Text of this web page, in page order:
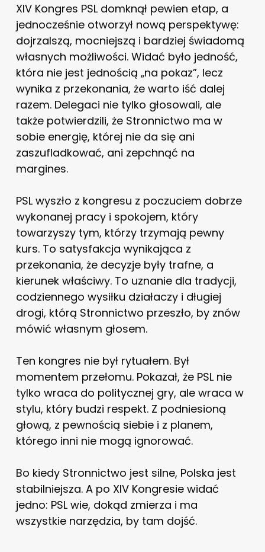
XIV Kongres PSL domknął pewien etap, a
jednocześnie otworzył nową perspektywę:
dojrzalszą, mocniejszą i bardziej świadomą
własnych możliwości. Widać było jedność,
która nie jest jednością „na pokaz”, lecz
wynika z przekonania, że warto iść dalej
razem. Delegaci nie tylko głosowali, ale
także potwierdzili, że Stronnictwo ma w
sobie energię, której nie da się ani
zaszufladkować, ani zepchnąć na
margines.
PSL wyszło z kongresu z poczuciem dobrze
wykonanej pracy i spokojem, który
towarzyszy tym, którzy trzymają pewny
kurs. To satysfakcja wynikająca z
przekonania, że decyzje były trafne, a
kierunek właściwy. To uznanie dla tradycji,
codziennego wysiłku działaczy i długiej
drogi, którą Stronnictwo przeszło, by znów
mówić własnym głosem.
Ten kongres nie był rytuałem. Był
momentem przełomu. Pokazał, że PSL nie
tylko wraca do politycznej gry, ale wraca w
stylu, który budzi respekt. Z podniesioną
głową, z pewnością siebie i z planem,
którego inni nie mogą ignorować.
Bo kiedy Stronnictwo jest silne, Polska jest
stabilniejsza. A po XIV Kongresie widać
jedno: PSL wie, dokąd zmierza i ma
wszystkie narzędzia, by tam dojść.